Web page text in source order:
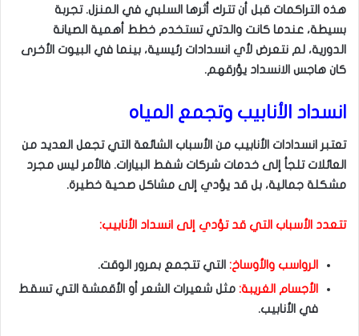
هذه التراكمات قبل أن تترك أثرها السلبي في المنزل. تجربة
بسيطة، عندما كانت والدتي تستخدم خطط أهمية الصيانة
الدورية، لم نتعرض لأي انسدادات رئيسية، بينما في البيوت الأخرى
كان هاجس الانسداد يؤرقهم.
انسداد الأنابيب وتجمع المياه
تعتبر انسدادات الأنابيب من الأسباب الشائعة التي تجعل العديد من
العائلات تلجأ إلى خدمات شركات شفط البيارات. فالأمر ليس مجرد
مشكلة جمالية، بل قد يؤدي إلى مشاكل صحية خطيرة.
تتعدد الأسباب التي قد تؤدي إلى انسداد الأنابيب:
الرواسب والأوساخ: التي تتجمع بمرور الوقت.
الأجسام الغريبة: مثل شعيرات الشعر أو الأقمشة التي تسقط
في الأنابيب.